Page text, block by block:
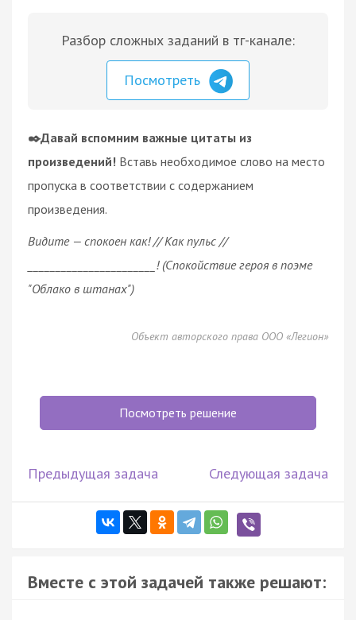
Разбор сложных заданий в тг-канале:
Посмотреть
✒️Давай вспомним важные цитаты из
произведений! Вставь необходимое слово на место
пропуска в соответствии с содержанием
произведения.
Видите — спокоен как! // Как пульс //
_______________________! (Спокойствие героя в поэме
"Облако в штанах")
Объект авторского права ООО «Легион»
Посмотреть решение
Предыдущая задача Следующая задача
Вместе с этой задачей также решают: